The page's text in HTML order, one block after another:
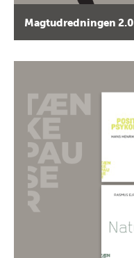
Magtudredningen 2.0